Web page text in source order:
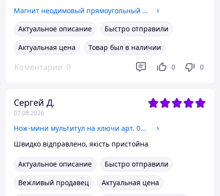
Магнит неодимовый прямоугольный (28*9*4мм.) с двухсторонним 3М скотчем, цена за 1 шт. арт. 08694
Актуальное описание
Быстро отправили
Актуальная цена
Товар был в наличии
Коментарии 0 0 0
Сергей Д.
07.08.2026
Нож-мини мультитул на ключи арт. 07808
Швидко відправлено, якість пристойна
Актуальное описание
Быстро отправили
Вежливый продавец
Актуальная цена